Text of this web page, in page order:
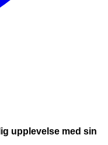
upplevelse med sin